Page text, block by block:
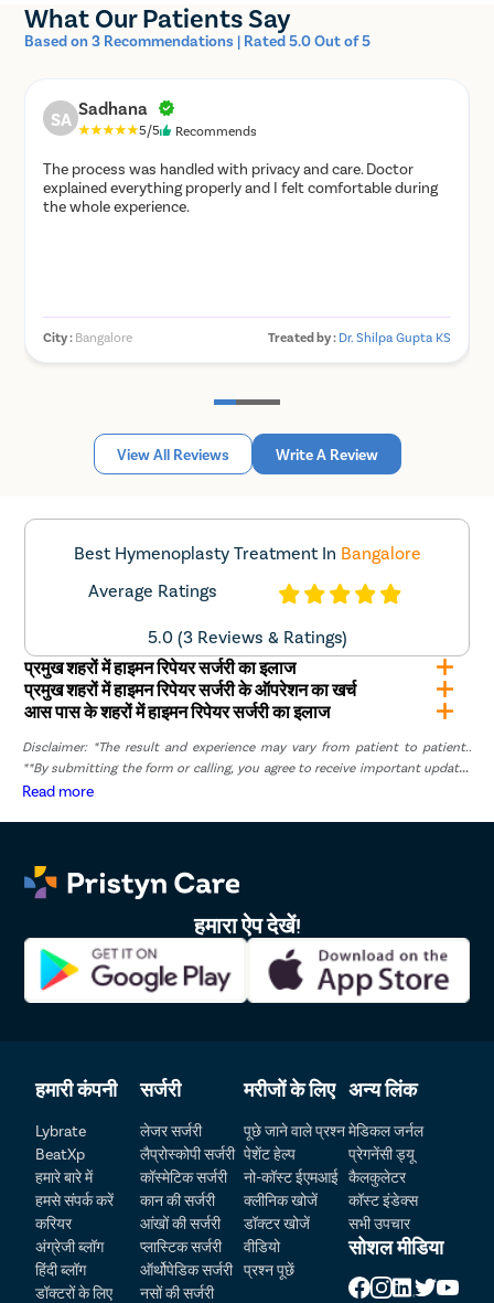
दूसरे साइड इफेक्ट्स का खतरा लगभग शून्य होता है। सर्जरी खत्म होने के
कुछ ही घंटों के बाद मरीज को क्लिनिक से डिस्चार्ज कर दिया जाता है।
सप्ताह का समय लगता है।
बैंगलोर में स्थित हमारे प्रिस्टीन केयर क्लिनिक में मॉडर्न और एडवांस
सर्जरी के खत्म होने के कुछ ही समय के बाद इसके बेहतर रिजल्ट को
अनुभव किया जा सकता है। हाइमेनोप्लास्टी सर्जरी के बाद आपकी
सेक्सुअल लाइफ पहले की तुलना में अधिक खूबसूरत और आनंदमय हो
फिर से अपनी वर्जिनिटी को वापस पाना चाहती हैं तो प्रिस्टीन केयर से
संपर्क करें। हमारे अनुभवी और कुशल स्त्री रोग विशेषज्ञ आपने सालों के
अनुभव और मॉडर्न मेडिकल टेक्नोलॉजी की मदद से आपके टूटे हुए हाइमेन
को मात्र कुछ ही मिनटों में जोड़कर आपको फिर से वर्जिनिटी प्रदान कर
List of Hymenoplasty Doctors in
Bangalore
Sr.No. Doctor Name Registration Number Ratings
1 Dr. Shilpa Gupta KS 86821 4.5
2
Dr. Anjani Dixit
What Our Patients Say
Based on 3 Recommendations | Rated 5.0 Out of 5
SA Sadhana
5/5 Recommends
The process was handled with privacy and care. Doctor
explained everything properly and I felt comfortable during
the whole experience.
City : Bangalore Treated by : Dr. Shilpa Gupta KS
View All Reviews Write A Review
Best Hymenoplasty Treatment In Bangalore
Average Ratings
5.0 (3 Reviews & Ratings)
प्रमुख शहरों में हाइमन रिपेयर सर्जरी का इलाज
प्रमुख शहरों में हाइमन रिपेयर सर्जरी के ऑपरेशन का खर्च
आस पास के शहरों में हाइमन रिपेयर सर्जरी का इलाज
Disclaimer: *The result and experience may vary from patient to patient..
**By submitting the form or calling, you agree to receive important updates
and marketing communications.
Read more
हमारा ऐप देखें!
हमारी कंपनी
Lybrate
BeatXp
हमारे बारे में
हमसे संपर्क करें
करियर
अंग्रेजी ब्लॉग
हिंदी ब्लॉग
डॉक्टरों के लिए
सर्जरी
लेजर सर्जरी
लैप्रोस्कोपी सर्जरी
कॉस्मेटिक सर्जरी
कान की सर्जरी
आंखों की सर्जरी
प्लास्टिक सर्जरी
ऑर्थोपेडिक सर्जरी
नसों की सर्जरी
मरीजों के लिए
पूछे जाने वाले प्रश्न
पेशेंट हेल्प
नो-कॉस्ट ईएमआई
क्लीनिक खोजें
डॉक्टर खोजें
वीडियो
प्रश्न पूछें
अन्य लिंक
मेडिकल जर्नल
प्रेगनेंसी ड्यू
कैलकुलेटर
कॉस्ट इंडेक्स
सभी उपचार
सोशल मीडिया
Patient Detail
नाम लिखें
मोबाइल नंबर दर्ज करें
शहर चुनें
OTP
₹
Total Payable